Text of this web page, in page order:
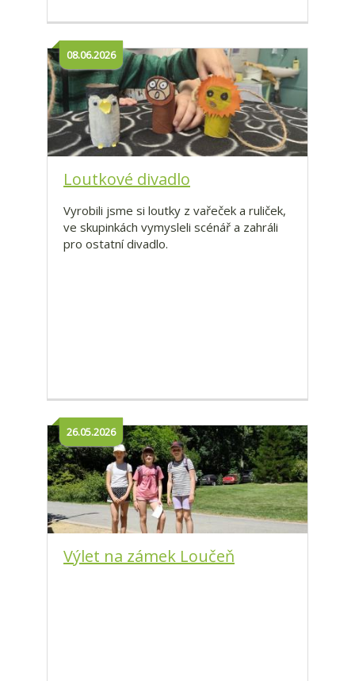
Loutkové divadlo
08.06.2026
Vyrobili jsme si loutky z vařeček a ruliček,
ve skupinkách vymysleli scénář a zahráli
pro ostatní divadlo.
Výlet na zámek Loučeň
26.05.2026